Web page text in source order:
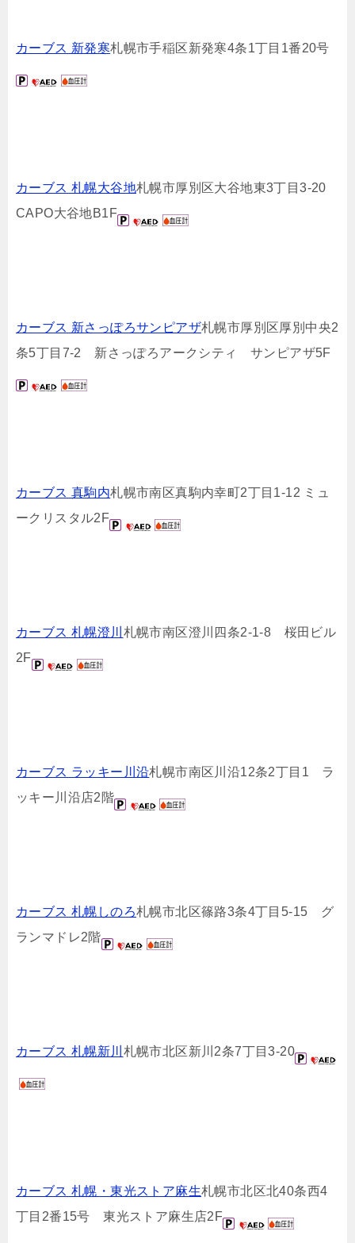
カーブス 新発寒札幌市手稲区新発寒4条1丁目1番20号
カーブス 札幌大谷地札幌市厚別区大谷地東3丁目3-20
CAPO大谷地B1F
カーブス 新さっぽろサンピアザ札幌市厚別区厚別中央2
条5丁目7-2 新さっぽろアークシティ サンピアザ5F
カーブス 真駒内札幌市南区真駒内幸町2丁目1-12 ミュ
ークリスタル2F
カーブス 札幌澄川 札幌市南区澄川四条2-1-8 桜田ビル
2F
カーブス ラッキー川沿札幌市南区川沿12条2丁目1 ラ
ッキー川沿店2階
カーブス 札幌しのろ札幌市北区篠路3条4丁目5-15 グ
ランマドレ2階
カーブス 札幌新川 札幌市北区新川2条7丁目3-20
カーブス 札幌・東光ストア麻生札幌市北区北40条西4
丁目2番15号 東光ストア麻生店2F